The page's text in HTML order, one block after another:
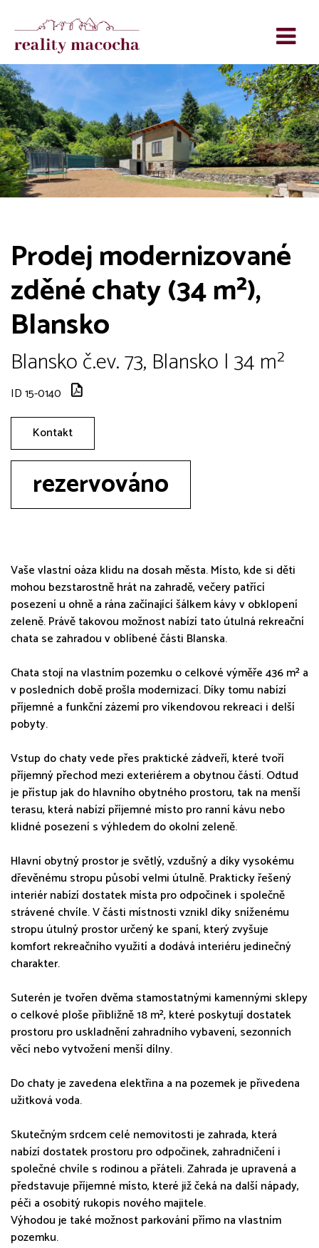
Prodej modernizované
zděné chaty (34 m²),
Blansko
Blansko č.ev. 73, Blansko | 34 m²
ID 15-0140
Kontakt
rezervováno
Vaše vlastní oáza klidu na dosah města. Místo, kde si děti
mohou bezstarostně hrát na zahradě, večery patřící
posezení u ohně a rána začínající šálkem kávy v obklopení
zeleně. Právě takovou možnost nabízí tato útulná rekreační
chata se zahradou v oblíbené části Blanska.
Chata stojí na vlastním pozemku o celkové výměře 436 m² a
v posledních době prošla modernizací. Díky tomu nabízí
příjemné a funkční zázemí pro víkendovou rekreaci i delší
pobyty.
Vstup do chaty vede přes praktické zádveří, které tvoří
příjemný přechod mezi exteriérem a obytnou částí. Odtud
je přístup jak do hlavního obytného prostoru, tak na menší
terasu, která nabízí příjemné místo pro ranní kávu nebo
klidné posezení s výhledem do okolní zeleně.
Hlavní obytný prostor je světlý, vzdušný a díky vysokému
dřevěnému stropu působí velmi útulně. Prakticky řešený
interiér nabízí dostatek místa pro odpočinek i společně
strávené chvíle. V části místnosti vznikl díky sníženému
stropu útulný prostor určený ke spaní, který zvyšuje
komfort rekreačního využití a dodává interiéru jedinečný
charakter.
Suterén je tvořen dvěma stamostatnými kamennými sklepy
o celkové ploše přibližně 18 m², které poskytují dostatek
prostoru pro uskladnění zahradního vybavení, sezonních
věcí nebo vytvožení menší dílny.
Do chaty je zavedena elektřina a na pozemek je přivedena
užitková voda.
Skutečným srdcem celé nemovitosti je zahrada, která
nabízí dostatek prostoru pro odpočinek, zahradničení i
společné chvíle s rodinou a přáteli. Zahrada je upravená a
představuje příjemné místo, které již čeká na další nápady,
péči a osobitý rukopis nového majitele.
Výhodou je také možnost parkování přímo na vlastním
pozemku.